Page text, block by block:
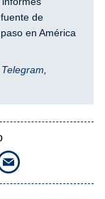
de
en América
Telegram